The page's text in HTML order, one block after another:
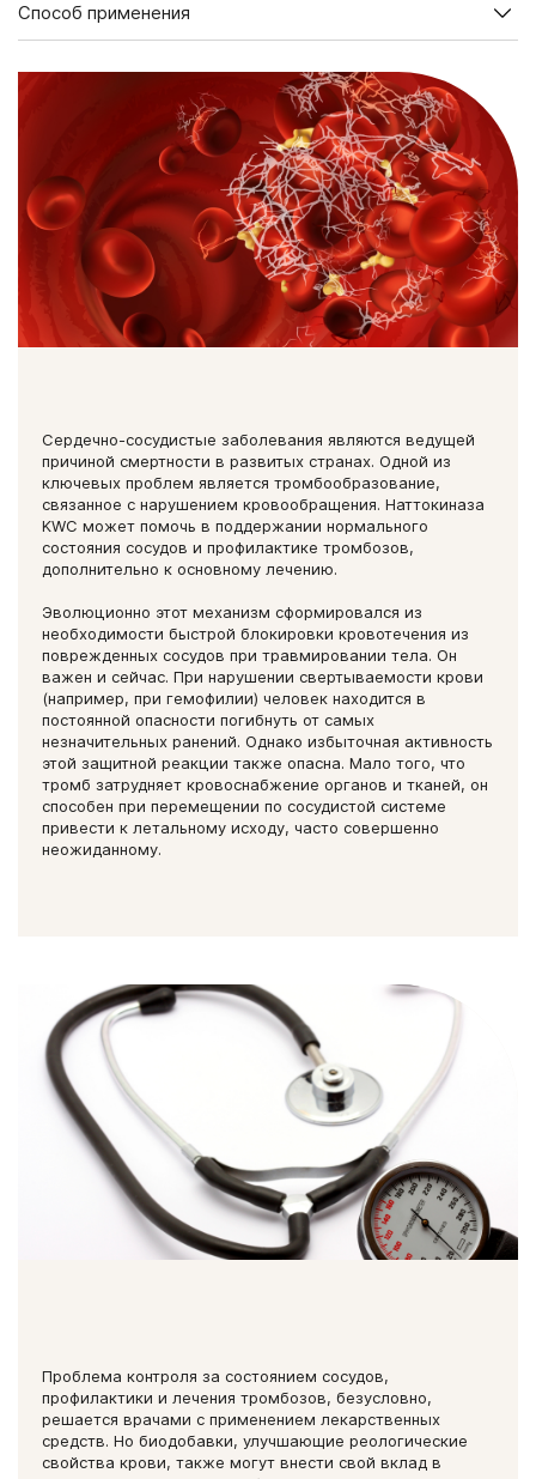
Экстракт соевых бобов
натто, в том числе:
100
4000 FU
FU – фибринолитические единицы
Способ применения
можно повторить.
Взрослым по 2 таблетки в день во время еды. В 1 упаковке —
Противопоказания:
Индивидуальная непереносимость компонентов продукта,
беременность, кормление грудью. Перед применением
рекомендуется проконсультироваться с врачом, в особенности
– лицам, принимающим антикоагулянты.
Сердечно-сосудистые заболевания являются ведущей
причиной смертности в развитых странах. Одной из
ключевых проблем является тромбообразование,
связанное с нарушением кровообращения. Наттокиназа
KWC может помочь в поддержании нормального
состояния сосудов и профилактике тромбозов,
дополнительно к основному лечению.
Эволюционно этот механизм сформировался из
необходимости быстрой блокировки кровотечения из
поврежденных сосудов при травмировании тела. Он
важен и сейчас. При нарушении свертываемости крови
(например, при гемофилии) человек находится в
постоянной опасности погибнуть от самых
незначительных ранений. Однако избыточная активность
этой защитной реакции также опасна. Мало того, что
тромб затрудняет кровоснабжение органов и тканей, он
способен при перемещении по сосудистой системе
привести к летальному исходу, часто совершенно
неожиданному.
Проблема контроля за состоянием сосудов,
профилактики и лечения тромбозов, безусловно,
решается врачами с применением лекарственных
средств. Но биодобавки, улучшающие реологические
свойства крови, также могут внести свой вклад в